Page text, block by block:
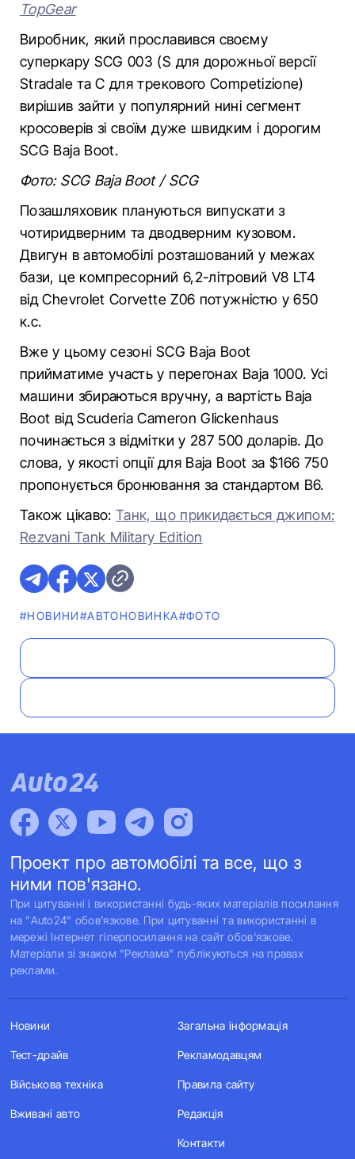
TopGear
Виробник, який прославився своєму
суперкару SCG 003 (S для дорожньої версії
Stradale та C для трекового Competizione)
вирішив зайти у популярний нині сегмент
кросоверів зі своїм дуже швидким і дорогим
SCG Baja Boot.
Фото: SCG Baja Boot / SCG
Позашляховик плануються випускати з
чотиридверним та дводверним кузовом.
Двигун в автомобілі розташований у межах
бази, це компресорний 6,2-літровий V8 LT4
від Chevrolet Corvette Z06 потужністю у 650
к.с.
Вже у цьому сезоні SCG Baja Boot
прийматиме участь у перегонах Baja 1000. Усі
машини збираються вручну, а вартість Baja
Boot від Scuderia Cameron Glickenhaus
починається з відмітки у 287 500 доларів. До
слова, у якості опції для Baja Boot за $166 750
пропонується бронювання за стандартом В6.
Також цікаво:Танк, що прикидається джипом:
Rezvani Tank Military Edition
#НОВИНИ#АВТОНОВИНКА#ФОТО
Проект про автомобілі та все, що з
ними пов'язано.
При цитуванні і використанні будь-яких матеріалів посилання
на "Auto24" обов'язкове. При цитуванні та використанні в
мережі Інтернет гіперпосилання на сайт обов'язкове.
Матеріали зі знаком "Реклама" публікуються на правах
реклами.
Новини
Тест-драйв
Військова техніка
Вживані авто
Загальна інформація
Рекламодавцям
Правила сайту
Редакція
Контакти